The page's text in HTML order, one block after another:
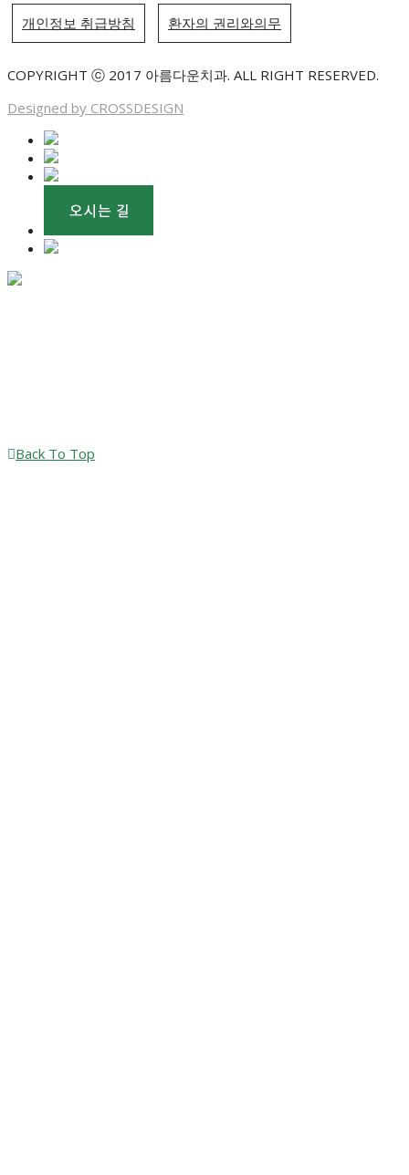
개인정보 취급방침 환자의 권리와의무
COPYRIGHT ⓒ 2017 아름다운치과. ALL RIGHT RESERVED.
Designed by CROSSDESIGN
Back To Top